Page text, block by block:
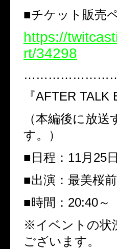
■チケット販売
https://
rt/34298
『AFTER
（本編後に放
す。）
■日程：11月25
■出演：最美桜
■時間：20:40～
※イベントの状
ございます。